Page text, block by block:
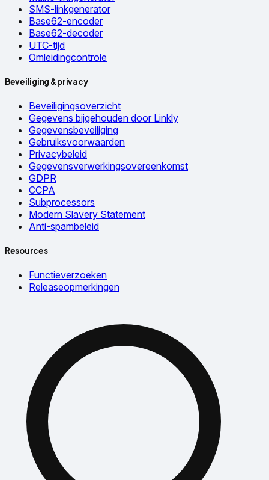
SMS-linkgenerator
Base62-encoder
Base62-decoder
UTC-tijd
Omleidingcontrole
Beveiliging & privacy
Beveiligingsoverzicht
Gegevens bijgehouden door Linkly
Gegevensbeveiliging
Gebruiksvoorwaarden
Privacybeleid
Gegevensverwerkingsovereenkomst
GDPR
CCPA
Subprocessors
Modern Slavery Statement
Anti-spambeleid
Resources
Functieverzoeken
Releaseopmerkingen